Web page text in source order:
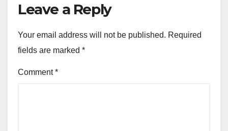
Leave a Reply
Your email address will not be published. Required
fields are marked *
Comment*